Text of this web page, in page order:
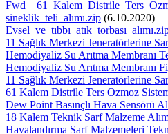
sineklik_teli_alımı.zip (6.10.2020)
11 Sağlık Merkezi Jeneratörlerine
Hemodiyaliz Su Arıtma Membranı
Hemodiyaliz Su Arıtma Membranı
11 Sağlık Merkezi Jeneratörlerine
61 Kalem Distrile Ters Ozmoz
Dew Point Basınçlı Hava Sensörü
18 Kalem Teknik Sarf Malzeme
Havalandırma Sarf Malzemeleri